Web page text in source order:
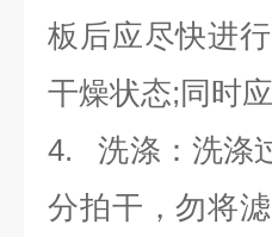
板后应尽快进
干燥状态;同时
4. 洗涤：洗涤
分拍干，勿将